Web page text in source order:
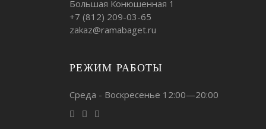
Большая Конюшенная 1
+7 (812) 209-03-65
zakaz@ramabaget.ru
РЕЖИМ РАБОТЫ
Среда - Воскресенье 12:00—20:00